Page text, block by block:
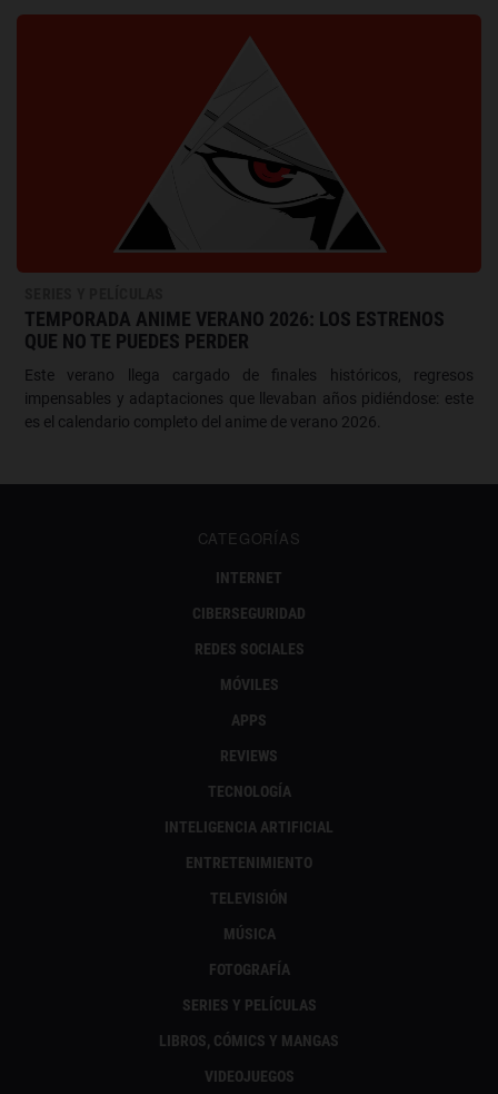
TEMPORADA ANIME VERANO 2026: LOS ESTRENOS
QUE NO TE PUEDES PERDER
Este verano llega cargado de finales históricos, regresos
impensables y adaptaciones que llevaban años pidiéndose: este
es el calendario completo del anime de verano 2026.
CATEGORÍAS
INTERNET
CIBERSEGURIDAD
REDES SOCIALES
MÓVILES
APPS
REVIEWS
TECNOLOGÍA
INTELIGENCIA ARTIFICIAL
ENTRETENIMIENTO
TELEVISIÓN
MÚSICA
FOTOGRAFÍA
SERIES Y PELÍCULAS
LIBROS, CÓMICS Y MANGAS
VIDEOJUEGOS